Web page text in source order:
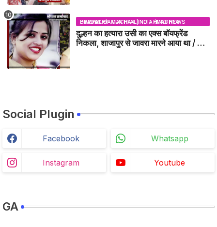
BHOPAL SAMACHAR | NO 1 HINDI NEWS PORTAL OF CENTRAL INDIA (MADHYA PRADESH)
दुल्हन का हत्यारा उसी का एक्स बॉयफ्रेंड
निकला, शाजापुर से जावरा मारने आया था / MP
Social Plugin
Facebook Whatsapp
Instagram Youtube
GA